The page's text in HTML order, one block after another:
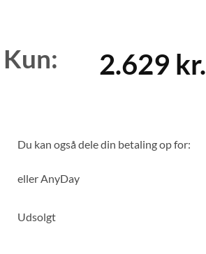
Kun: 2.629 kr.
Du kan også dele din betaling op for:
eller AnyDay
Udsolgt